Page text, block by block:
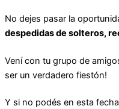
No dejes pasar la
despedidas de solteros,
Vení con tu grupo de
ser un verdadero fiestón!
Y si no podés en esta